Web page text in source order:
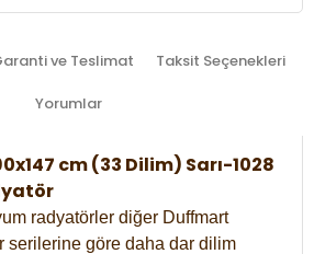
ve Teslimat Taksit Seçenekleri
Yorumlar
cm (33 Dilim) Sarı-1028
radyatörler diğer Duffmart
serilerine göre daha dar dilim